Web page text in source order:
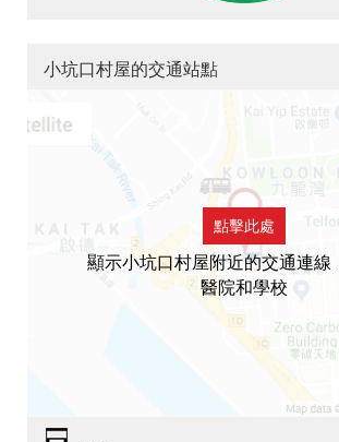
小坑口村屋的交通站點
點擊此處
顯示小坑口村屋附近的交通連線
醫院和學校